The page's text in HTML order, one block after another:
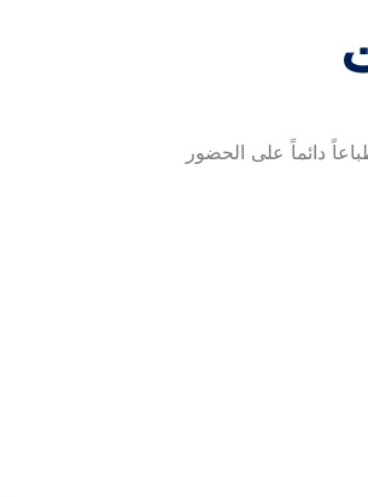
دائماً على الحضور